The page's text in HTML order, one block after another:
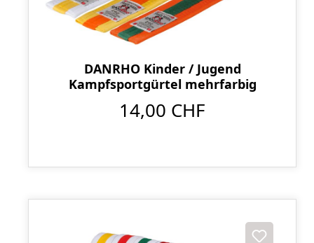
DANRHO Kinder / Jugend
Kampfsportgürtel mehrfarbig
14,00 CHF